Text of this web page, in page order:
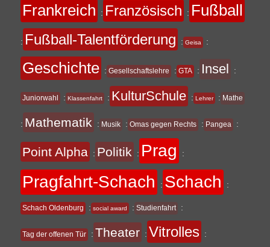
Frankreich : Französisch : Fußball
: Fußball-Talentförderung : Geisa :
Geschichte : Gesellschaftslehre : GTA : Insel :
Juniorwahl : Klassenfahrt : KulturSchule : Lehrer : Mathe
: Mathematik : Musik : Omas gegen Rechts : Pangea :
Point Alpha : Politik : Prag :
Pragfahrt-Schach : Schach :
Schach Oldenburg : social award : Studienfahrt :
Tag der offenen Tür : Theater : Vitrolles :